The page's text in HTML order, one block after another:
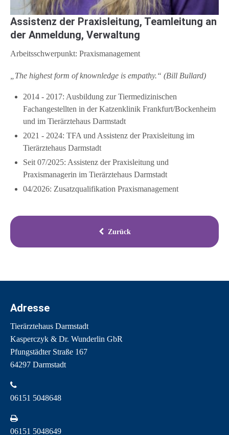
Assistenz der Praxisleitung, Teamleitung an
der Anmeldung, Verwaltung
Arbeitsschwerpunkt: Praxismanagement
„The highest form of knownledge is empathy.“ (Bill Bullard)
2014 - 2017: Ausbildung zur Tiermedizinischen
Fachangestellten in der Katzenklinik Frankfurt/Bockenheim
und im Tierärztehaus Darmstadt
2021 - 2024: TFA und Assistenz der Praxisleitung im
Tierärztehaus Darmstadt
Seit 07/2025: Assistenz der Praxisleitung und
Praxismanagerin im Tierärztehaus Darmstadt
04/2026: Zusatzqualifikation Praxismanagement
Zurück
Adresse
Tierärztehaus Darmstadt
Kasperczyk & Dr. Wunderlin GbR
Pfungstädter Straße 167
64297 Darmstadt
06151 5048648
06151 5048649